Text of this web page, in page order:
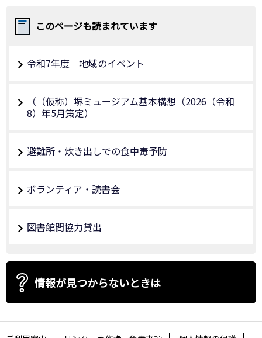
このページも読まれています
令和7年度 地域のイベント
（（仮称）堺ミュージアム基本構想（2026（令和
8）年5月策定）
避難所・炊き出しでの食中毒予防
ボランティア・読書会
図書館間協力貸出
情報が見つからないときは